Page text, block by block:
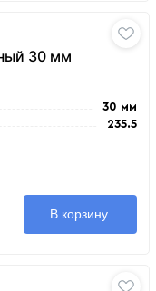
30 мм
30 мм
235.5
В корзину